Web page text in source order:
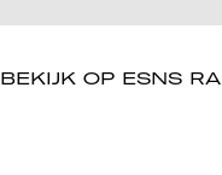
BEKIJK OP ESNS
BEKIJK OP ESNS